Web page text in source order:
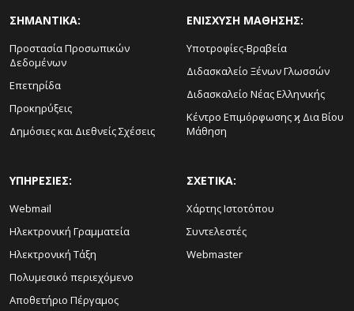
ΣΗΜΑΝΤΙΚΑ:
Προστασία Προσωπικών
Δεδομένων
Επετηρίδα
Προκηρύξεις
Δημόσιες και Διεθνείς Σχέσεις
ΕΝΙΣΧΥΣΗ ΜΑΘΗΣΗΣ:
Υποτροφίες-Βραβεία
Διδασκαλείο Ξένων Γλωσσών
Διδασκαλείο Νέας Ελληνικής
Κέντρο Επιμόρφωσης ϗ Δια Βίου
Μάθηση
ΥΠΗΡΕΣΙΕΣ:
Webmail
Ηλεκτρονική Γραμματεία
Ηλεκτρονική Τάξη
Πολυμεσικό περιεχόμενο
Αποθετήριο Πέργαμος
ΣΧΕΤΙΚΑ:
Χάρτης Ιστοτόπου
Συντελεστές
Webmaster